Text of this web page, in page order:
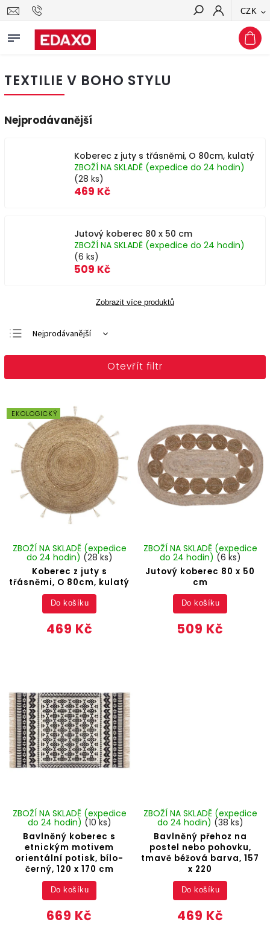
CZK
Hledat
TEXTILIE V BOHO STYLU
Nejprodávanější
Koberec z juty s třásněmi, O 80cm, kulatý
ZBOŽÍ NA SKLADĚ (expedice do 24 hodin)
(28 ks)
469 Kč
Jutový koberec 80 x 50 cm
ZBOŽÍ NA SKLADĚ (expedice do 24 hodin)
(6 ks)
509 Kč
Zobrazit více produktů
Doporučujeme
Nejprodávanější
Abecedně
Otevřít filtr
EKOLOGICKÝ
Koberec z juty s
třásněmi, O 80cm, kulatý
ZBOŽÍ NA SKLADĚ (expedice
do 24 hodin) (28 ks)
469 Kč
Do košíku
Jutový koberec 80 x 50
cm
ZBOŽÍ NA SKLADĚ (expedice
do 24 hodin) (6 ks)
509 Kč
Do košíku
Bavlněný koberec s
etnickým motivem
orientální potisk, bílo-
černý, 120 x 170 cm
ZBOŽÍ NA SKLADĚ (expedice
do 24 hodin) (10 ks)
669 Kč
Do košíku
Bavlněný přehoz na
postel nebo pohovku,
tmavě béžová barva, 157
x 220
ZBOŽÍ NA SKLADĚ (expedice
do 24 hodin) (38 ks)
469 Kč
Do košíku